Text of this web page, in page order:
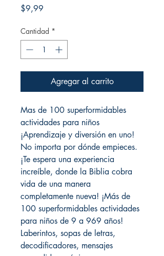
$9,99
Cantidad *
Agregar al carrito
Mas de 100 superformidables
actividades para niños
¡Aprendizaje y diversión en uno!
No importa por dónde empieces.
¡Te espera una experiencia
increíble, donde la Biblia cobra
vida de una manera
completamente nueva! ¡Más de
100 superformidables actividades
para niños de 9 a 969 años!
Laberintos, sopas de letras,
decodificadores, mensajes